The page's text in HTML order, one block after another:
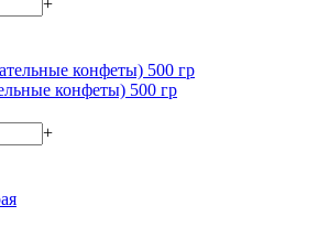
+
конфеты) 500 гр
+